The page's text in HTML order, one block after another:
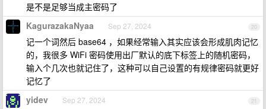
是不是足够当成主密码了
20
KagurazakaNyaa Sep 27, 2024
记一个词然后 base64 ，如果经常输入其实应该会形成肌肉记忆
的，我很多 WiFi 密码使用出厂默认的底下标签上的随机密码，
输入个几次也就记住了，这种可以自己设置的有规律密码就更好
记忆了
21
yidev Sep 27, 2024